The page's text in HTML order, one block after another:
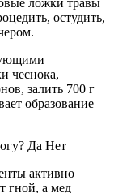
остудить,
чеснока,
залить 700 г
образование
Да Нет
активно
гной, а мед